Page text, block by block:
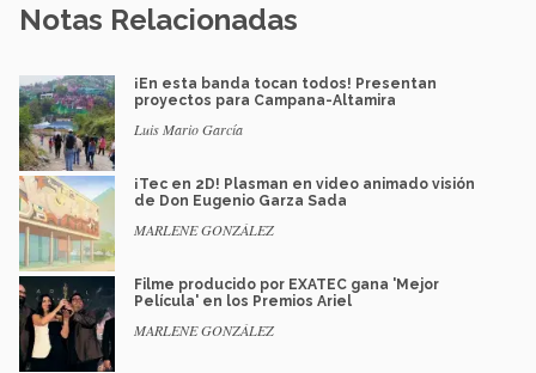
Notas Relacionadas
¡En esta banda tocan todos! Presentan
proyectos para Campana-Altamira
Luis Mario García
¡Tec en 2D! Plasman en video animado visión
de Don Eugenio Garza Sada
MARLENE GONZÁLEZ
Filme producido por EXATEC gana 'Mejor
Película' en los Premios Ariel
MARLENE GONZÁLEZ